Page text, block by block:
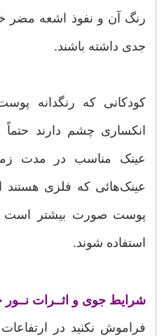
رنگ آن و نفوذ اشعه مضر
جدی داشته باشند.
کودکانی که رنگدانه
انکساری چشم دارند
عینک مناسب در مدت
عینک‌هائی که فلزی
پوست صورت بیشتر است
استفاده شوند.
شرایط جوی و اثــرات نــور
فراموش نکنید در